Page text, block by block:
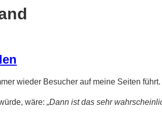
wieder Besucher auf meine Seiten führt.
wäre: „Dann ist das sehr